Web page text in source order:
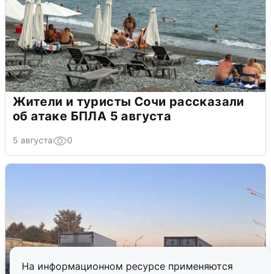
На информационном ресурсе применяются
Жители и туристы Сочи рассказали
об атаке БПЛА 5 августа
5 августа 0